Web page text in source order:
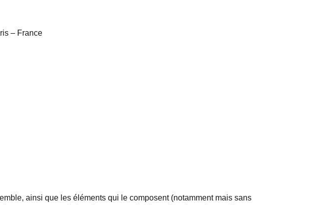
– France
ainsi que les éléments qui le composent (notamment mais sans